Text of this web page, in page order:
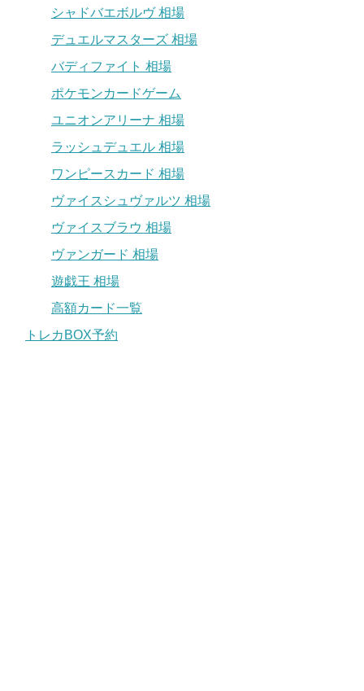
シャドバエボルヴ 相場
デュエルマスターズ 相場
バディファイト 相場
ポケモンカードゲーム
ユニオンアリーナ 相場
ラッシュデュエル 相場
ワンピースカード 相場
ヴァイスシュヴァルツ 相場
ヴァイスブラウ 相場
ヴァンガード 相場
遊戯王 相場
高額カード一覧
トレカBOX予約